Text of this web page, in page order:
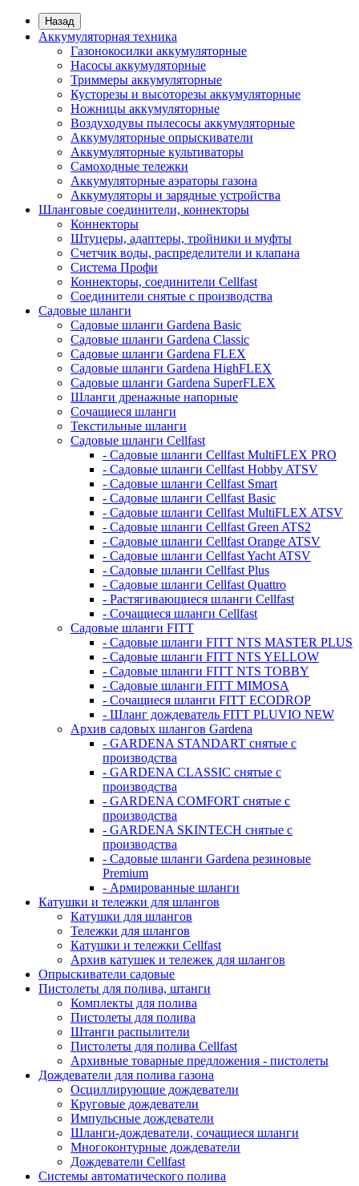
Назад
Аккумуляторная техника
Газонокосилки аккумуляторные
Насосы аккумуляторные
Триммеры аккумуляторные
Кусторезы и высоторезы аккумуляторные
Ножницы аккумуляторные
Воздуходувы пылесосы аккумуляторные
Аккумуляторные опрыскиватели
Аккумуляторные культиваторы
Самоходные тележки
Аккумуляторные аэраторы газона
Аккумуляторы и зарядные устройства
Шланговые соединители, коннекторы
Коннекторы
Штуцеры, адаптеры, тройники и муфты
Счетчик воды, распределители и клапана
Система Профи
Коннекторы, соединители Cellfast
Соединители снятые с производства
Садовые шланги
Садовые шланги Gardena Basic
Садовые шланги Gardena Classic
Садовые шланги Gardena FLEX
Садовые шланги Gardena HighFLEX
Садовые шланги Gardena SuperFLEX
Шланги дренажные напорные
Сочащиеся шланги
Текстильные шланги
Садовые шланги Cellfast
- Садовые шланги Cellfast MultiFLEX PRO
- Садовые шланги Cellfast Hobby ATSV
- Садовые шланги Cellfast Smart
- Садовые шланги Cellfast Basic
- Садовые шланги Cellfast MultiFLEX ATSV
- Садовые шланги Cellfast Green ATS2
- Садовые шланги Cellfast Orange ATSV
- Садовые шланги Cellfast Yacht ATSV
- Садовые шланги Cellfast Plus
- Садовые шланги Cellfast Quattro
- Растягивающиеся шланги Cellfast
- Сочащиеся шланги Cellfast
Садовые шланги FITT
- Садовые шланги FITT NTS MASTER PLUS
- Садовые шланги FITT NTS YELLOW
- Садовые шланги FITT NTS TOBBY
- Садовые шланги FITT MIMOSA
- Сочащиеся шланги FITT ECODROP
- Шланг дождеватель FITT PLUVIO NEW
Архив садовых шлангов Gardena
- GARDENA STANDART снятые с
производства
- GARDENA CLASSIC снятые с
производства
- GARDENA COMFORT снятые с
производства
- GARDENA SKINTECH снятые с
производства
- Садовые шланги Gardena резиновые
Premium
- Армированные шланги
Катушки и тележки для шлангов
Катушки для шлангов
Тележки для шлангов
Катушки и тележки Cellfast
Архив катушек и тележек для шлангов
Опрыскиватели садовые
Пистолеты для полива, штанги
Комплекты для полива
Пистолеты для полива
Штанги распылители
Пистолеты для полива Cellfast
Архивные товарные предложения - пистолеты
Дождеватели для полива газона
Осциллирующие дождеватели
Круговые дождеватели
Импульсные дождеватели
Шланги-дождеватели, сочащиеся шланги
Многоконтурные дождеватели
Дождеватели Cellfast
Системы автоматического полива